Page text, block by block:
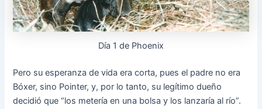
Día 1 de Phoenix
Pero su esperanza de vida era corta, pues el padre no era
Bóxer, sino Pointer, y, por lo tanto, su legítimo dueño
decidió que “los metería en una bolsa y los lanzaría al río”.